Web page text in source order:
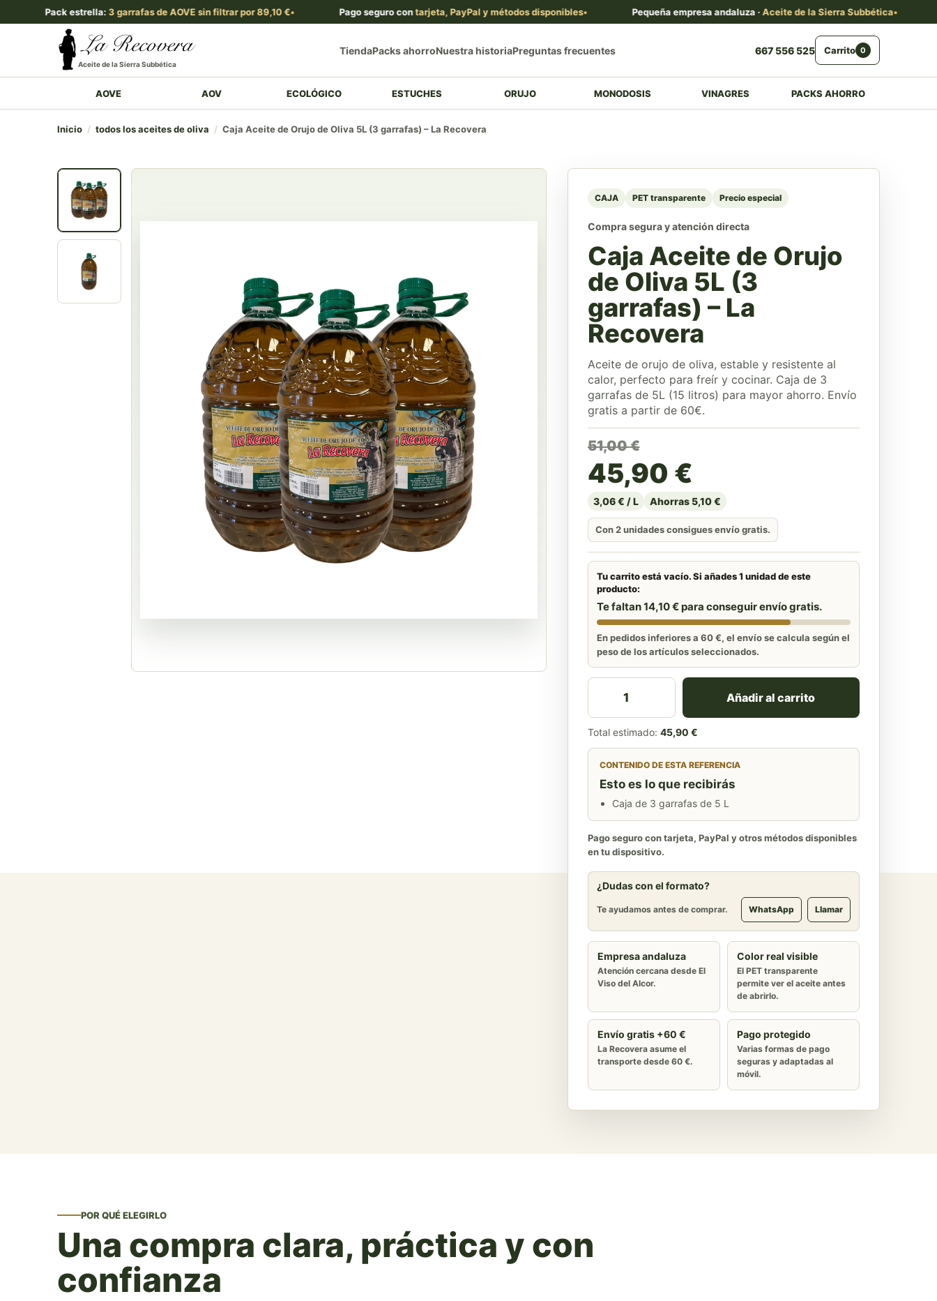
Pack estrella:3 garrafas de AOVE sin filtrar por 89,10 € Pago seguro contarjeta, PayPal y métodos disponibles Pequeña empresa andaluza ·Aceite de la Sierra Subbética
Aceite de la Sierra Subbética
TiendaPacks ahorroNuestra historiaPreguntas frecuentes 667 556 525 Carrito 0
AOVE AOV ECOLÓGICO ESTUCHES ORUJO MONODOSIS VINAGRES PACKS AHORRO
Inicio / todos los aceites de oliva / Caja Aceite de Orujo de Oliva 5L (3 garrafas) – La Recovera
CAJA PET transparente Precio especial
Compra segura y atención directa
Caja Aceite de Orujo
de Oliva 5L (3
garrafas) – La
Recovera
Aceite de orujo de oliva, estable y resistente al
calor, perfecto para freír y cocinar. Caja de 3
garrafas de 5L (15 litros) para mayor ahorro. Envío
gratis a partir de 60€.
51,00€
El precio original era:
45,90 €
El precio actual es: 45,90
3,06 € / L Ahorras 5,10 €
Con 2 unidades consigues envío gratis.
Tu carrito está vacío. Si añades 1 unidad de este
producto:
Te faltan 14,10 € para conseguir envío gratis.
En pedidos inferiores a 60 €, el envío se calcula según el
peso de los artículos seleccionados.
Caja Aceite de Orujo de Oliva 5L (3 garrafas) – La Recovera
Añadir al carrito
Total estimado: 45,90 €
CONTENIDO DE ESTA REFERENCIA
Esto es lo que recibirás
Caja de 3 garrafas de 5 L
Pago seguro con tarjeta, PayPal y otros métodos disponibles
en tu dispositivo.
¿Dudas con el formato?
Te ayudamos antes de comprar. WhatsApp Llamar
Empresa andaluza
Atención cercana desde El
Viso del Alcor.
Color real visible
El PET transparente
permite ver el aceite antes
de abrirlo.
Envío gratis +60 €
La Recovera asume el
transporte desde 60 €.
Pago protegido
Varias formas de pago
seguras y adaptadas al
móvil.
POR QUÉ ELEGIRLO
Una compra clara, práctica y con
confianza